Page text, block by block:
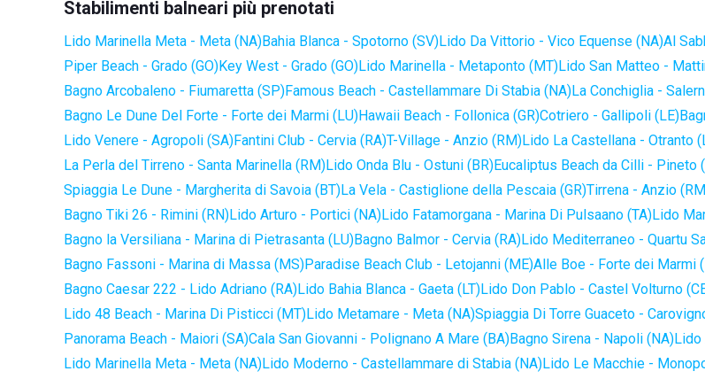
Stabilimenti balneari più prenotati
Lido Marinella Meta - Meta (NA)Bahia Blanca - Spotorno (SV)Lido Da Vittorio - Vico Equense (NA)Al
Piper Beach - Grado (GO)Key West - Grado (GO)Lido Marinella - Metaponto (MT)Lido San Matteo -
Bagno Arcobaleno - Fiumaretta (SP)Famous Beach - Castellammare Di Stabia (NA)La Conchiglia -
Bagno Le Dune Del Forte - Forte dei Marmi (LU)Hawaii Beach - Follonica (GR)Cotriero - Gallipoli (LE)
Lido Venere - Agropoli (SA)Fantini Club - Cervia (RA)T-Village - Anzio (RM)Lido La Castellana - Otranto
La Perla del Tirreno - Santa Marinella (RM)Lido Onda Blu - Ostuni (BR)Eucaliptus Beach da Cilli - Pineto
Spiaggia Le Dune - Margherita di Savoia (BT)La Vela - Castiglione della Pescaia (GR)Tirrena - Anzio
Bagno Tiki 26 - Rimini (RN)Lido Arturo - Portici (NA)Lido Fatamorgana - Marina Di Pulsaano (TA)Lido
Bagno la Versiliana - Marina di Pietrasanta (LU)Bagno Balmor - Cervia (RA)Lido Mediterraneo - Quartu
Bagno Fassoni - Marina di Massa (MS)Paradise Beach Club - Letojanni (ME)Alle Boe - Forte dei Marmi
Bagno Caesar 222 - Lido Adriano (RA)Lido Bahia Blanca - Gaeta (LT)Lido Don Pablo - Castel Volturno
Lido 48 Beach - Marina Di Pisticci (MT)Lido Metamare - Meta (NA)Spiaggia Di Torre Guaceto -
Panorama Beach - Maiori (SA)Cala San Giovanni - Polignano A Mare (BA)Bagno Sirena - Napoli (NA)Lido
Lido Marinella Meta - Meta (NA)Lido Moderno - Castellammare di Stabia (NA)Lido Le Macchie -